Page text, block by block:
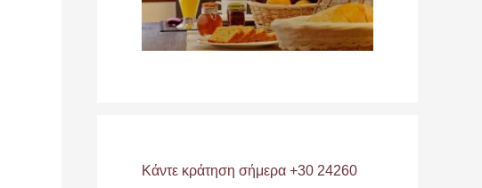
Κάντε κράτηση σήμερα +30 24260